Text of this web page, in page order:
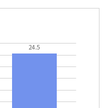
24.5